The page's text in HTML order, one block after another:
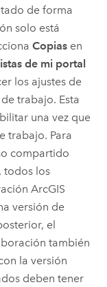
de forma
solo está
Copias en
de mi portal
los ajustes de
trabajo. Esta
una vez que
trabajo. Para
compartido
todos los
ArcGIS
versión de
el
también
la versión
deben tener